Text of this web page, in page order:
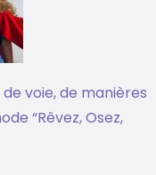
voie, de manières
“Rêvez, Osez,